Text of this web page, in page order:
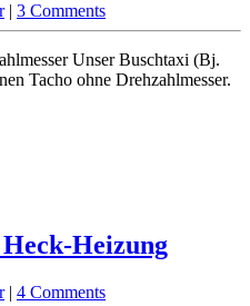
| 3 Comments
Unser Buschtaxi (Bj.
Tacho ohne Drehzahlmesser.
Heizung
| 4 Comments